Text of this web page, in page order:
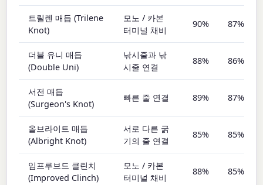
트릴렌 매듭 (Trilene
Knot)
모노 / 카본
터미널 채비
90% 87%
더블 유니 매듭
(Double Uni)
낚시줄과 낚
시줄 연결
88% 86%
서전 매듭
(Surgeon's Knot)
빠른 줄 연결 89% 87%
올브라이트 매듭
(Albright Knot)
서로 다른 굵
기의 줄 연결
85% 85%
임프루브드 클린치
(Improved Clinch)
모노 / 카본
터미널 채비
88% 85%